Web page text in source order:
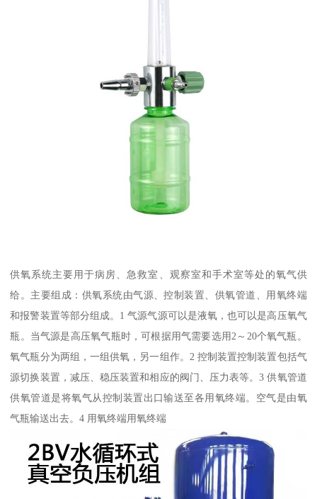
供氧系统主要用于病房、急救室、观察室和手术室等处的氧气供
给。主要组成：供氧系统由气源、控制装置、供氧管道、用氧终端
和报警装置等部分组成。1 气源气源可以是液氧，也可以是高压氧气
瓶。当气源是高压氧气瓶时，可根据用气需要选用2～20个氧气瓶。
氧气瓶分为两组，一组供氧，另一组作。2 控制装置控制装置包括气
源切换装置，减压、稳压装置和相应的阀门、压力表等。3 供氧管道
供氧管道是将氧气从控制装置出口输送至各用氧终端。空气是由氧
气瓶输送出去。4 用氧终端用氧终端